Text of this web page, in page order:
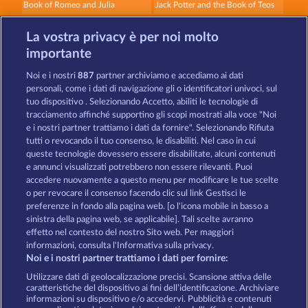
Book of Romeo and Julia Jack Potter and the Book of Teos
Balthazar The black Book of Pirates
Termini e condizioni
Informativa sulla privacy Note legali
Società FAQ Programma di affiliazione
Facebook
Invia richiesta di recesso
La vostra privacy è per noi molto
importante
Noi e i nostri887 partner archiviamo e accediamo ai dati
personali, come i dati di navigazione gli o identificatori univoci, sul
tuo dispositivo . Selezionando Accetto, abiliti le tecnologie di
tracciamento affinché supportino gli scopi mostrati alla voce "Noi
e i nostri partner trattiamo i dati da fornire". Selezionando Rifiuta
tutti o revocando il tuo consenso, le disabiliti. Nel caso in cui
queste tecnologie dovessero essere disabilitate, alcuni contenuti
e annunci visualizzati potrebbero non essere rilevanti. Puoi
accedere nuovamente a questo menu per modificare le tue scelte
o per revocare il consenso facendo clic sul link Gestisci le
preferenze in fondo alla pagina web. [o l'icona mobile in basso a
sinistra della pagina web, se applicabile]. Tali scelte avranno
effetto nel contesto del nostro Sito web. Per maggiori
informazioni, consulta l'Informativa sulla privacy.
Noi e i nostri partner trattiamo i dati per fornire:
Utilizzare dati di geolocalizzazione precisi. Scansione attiva delle
caratteristiche del dispositivo ai fini dell’identificazione. Archiviare
informazioni su dispositivo e/o accedervi. Pubblicità e contenuti